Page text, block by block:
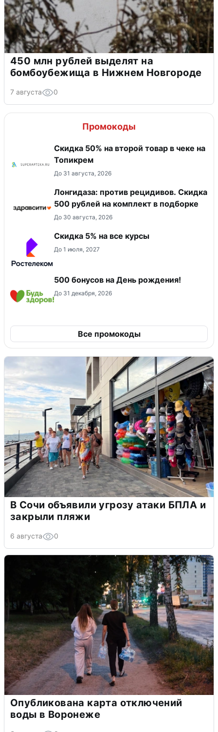
450 млн рублей выделят на
бомбоубежища в Нижнем Новгороде
7 августа 0
Промокоды
Скидка 50% на второй товар в чеке на
Топикрем
До 31 августа, 2026
Лонгидаза: против рецидивов. Скидка
500 рублей на комплект в подборке
До 30 августа, 2026
Скидка 5% на все курсы
До 1 июля, 2027
500 бонусов на День рождения!
До 31 декабря, 2026
Все промокоды
В Сочи объявили угрозу атаки БПЛА и
закрыли пляжи
6 августа 0
Опубликована карта отключений
воды в Воронеже